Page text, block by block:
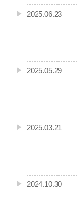
2025.06.23
2025.05.29
2025.03.21
2024.10.30